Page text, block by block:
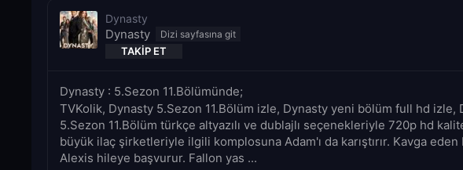
Dynasty
Dynasty
TAKIP ET
Dynasty : 5.Sezon 11.Bölümünde;
TVKolik, Dynasty 5.Sezon 11.Bölüm izle, Dynasty yeni bölüm full hd izle,
5.Sezon 11.Bölüm türkçe altyazılı ve dublajlı seçenekleriyle 720p hd
büyük ilaç şirketleriyle ilgili komplosuna Adam'ı da karıştırır. Kavga eden
Alexis hileye başvurur. Fallon yas ...